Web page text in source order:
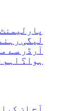
لیگی
آرڈر سے
ہوا؟ اہم